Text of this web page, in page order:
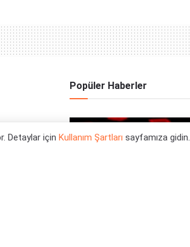
Popüler Haberler
Detaylar için Kullanım Şartları sayfamıza gidin.